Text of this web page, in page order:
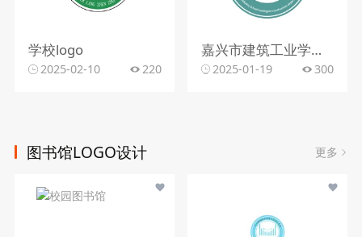
学校logo
2025-02-10 220
嘉兴市建筑工业学校智能建造系学生会2
2025-01-19 300
图书馆LOGO设计 更多